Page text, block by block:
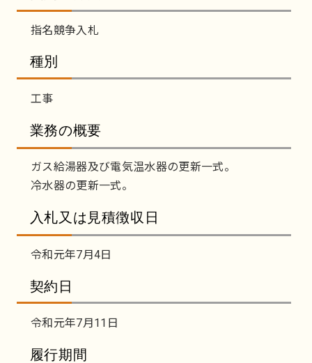
指名競争入札
種別
工事
業務の概要
ガス給湯器及び電気温水器の更新一式。
冷水器の更新一式。
入札又は見積徴収日
令和元年7月4日
契約日
令和元年7月11日
履行期間